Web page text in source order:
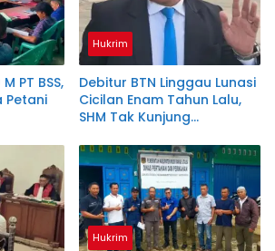
PT BSS,
Petani
Hukrim
Debitur BTN Linggau Lunasi
Cicilan Enam Tahun Lalu,
SHM Tak Kunjung
Hukrim